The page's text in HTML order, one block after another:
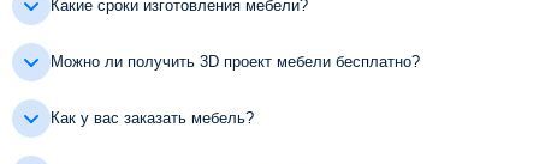
Какие сроки изготовления мебели?
Можно ли получить 3D проект мебели бесплатно?
Как у вас заказать мебель?